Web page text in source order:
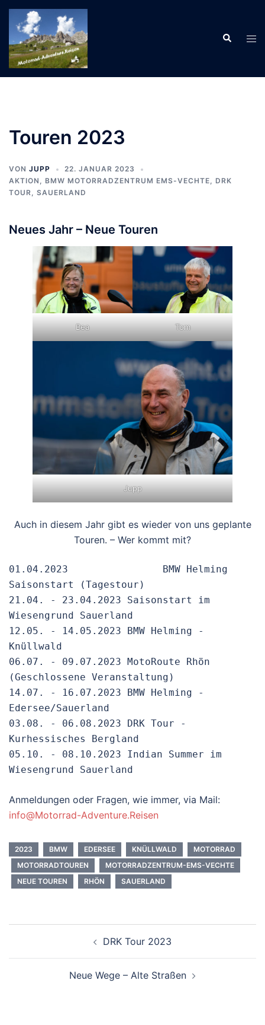
Zum
Inhalt
springen
Suche
Touren 2023
VON JUPP
22. JANUAR 2023
AKTION , BMW MOTORRADZENTRUM EMS-VECHTE, DRK
TOUR, SAUERLAND
Neues Jahr – Neue Touren
Bea Tom
Jupp
Auch in diesem Jahr gibt es wieder von uns geplante
Touren. – Wer kommt mit?
01.04.2023                BMW Helming
Saisonstart (Tagestour)
21.04. - 23.04.2023 Saisonstart im
Wiesengrund Sauerland
12.05. - 14.05.2023 BMW Helming -
Knüllwald
06.07. - 09.07.2023 MotoRoute Rhön
(Geschlossene Veranstaltung)
14.07. - 16.07.2023 BMW Helming -
Edersee/Sauerland
03.08. - 06.08.2023 DRK Tour -
Kurhessisches Bergland
05.10. - 08.10.2023 Indian Summer im
Wiesengrund Sauerland
Anmeldungen oder Fragen, wie immer, via Mail:
info@Motorrad-Adventure.Reisen
2023 BMW EDERSEE KNÜLLWALD
MOTORRAD
MOTORRADTOUREN
MOTORRADZENTRUM-EMS-VECHTE
NEUE TOUREN
RHÖN SAUERLAND
DRK Tour 2023
Neue Wege – Alte Straßen